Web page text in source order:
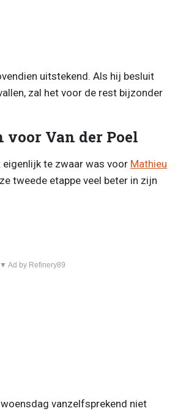
uitstekend. Als hij besluit
zal het voor de rest bijzonder
voor Van der Poel
te zwaar was voor Mathieu
tweede etappe veel beter in zijn
▼ Ad by Refinery89
vanzelfsprekend niet